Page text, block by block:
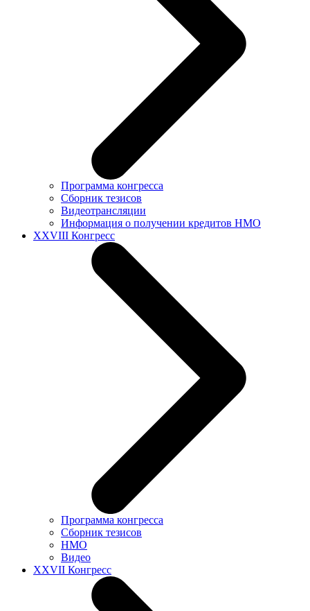
Программа конгресса
Сборник тезисов
Видеотрансляции
Информация о получении кредитов НМО
XXVIII Конгресс
Программа конгресса
Сборник тезисов
НМО
Видео
XXVII Конгресс